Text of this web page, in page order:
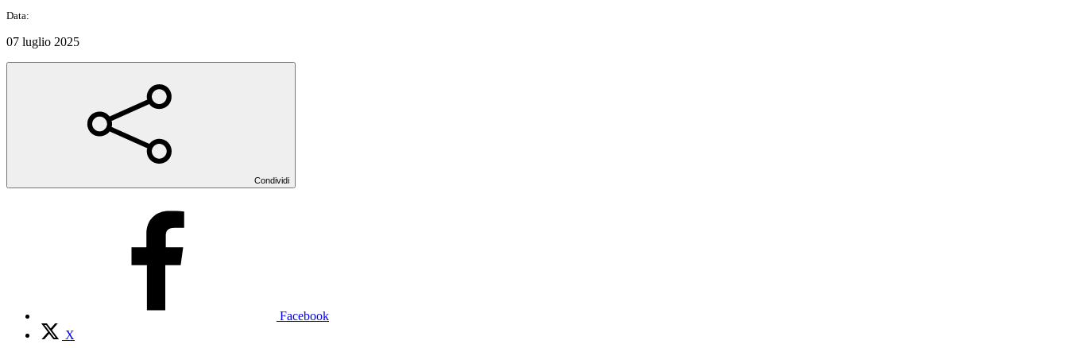
Data:
07 luglio 2025
Condividi
Facebook
X